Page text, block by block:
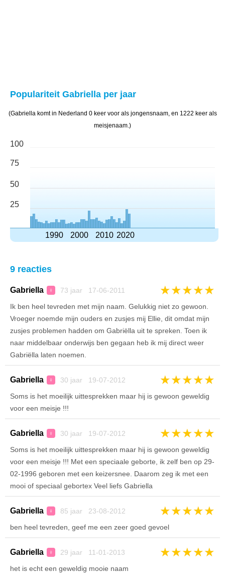
Populariteit Gabriella per jaar
(Gabriella komt in Nederland 0 keer voor als jongensnaam, en 1222 keer als
meisjenaam.)
100
75
50
25
1990 2000 2010 2020
9 reacties
Gabriella ♀ 73 jaar 17-06-2011 ★★★★★
Ik ben heel tevreden met mijn naam. Gelukkig niet zo gewoon.
Vroeger noemde mijn ouders en zusjes mij Ellie, dit omdat mijn
zusjes problemen hadden om Gabriëlla uit te spreken. Toen ik
naar middelbaar onderwijs ben gegaan heb ik mij direct weer
Gabriëlla laten noemen.
Gabriella ♀ 30 jaar 19-07-2012 ★★★★★
Soms is het moeilijk uittesprekken maar hij is gewoon geweldig
voor een meisje !!!
Gabriella ♀ 30 jaar 19-07-2012 ★★★★★
Soms is het moeilijk uittesprekken maar hij is gewoon geweldig
voor een meisje !!! Met een speciaale geborte, ik zelf ben op 29-
02-1996 geboren met een keizersnee. Daarom zeg ik met een
mooi of speciaal gebortex Veel liefs Gabriella
Gabriella ♀ 85 jaar 23-08-2012 ★★★★★
ben heel tevreden, geef me een zeer goed gevoel
Gabriella ♀ 29 jaar 11-01-2013 ★★★★★
het is echt een geweldig mooie naam